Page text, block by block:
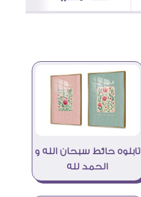
تابلوه حائط سبحان الله و
الحمد لله